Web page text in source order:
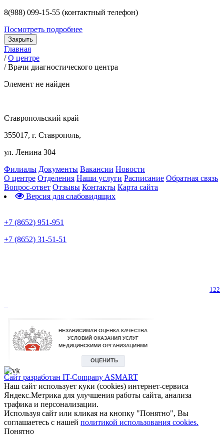
8(988) 099-15-55 (контактный телефон)
Посмотреть подробнее
Закрыть
Главная
/ О центре
/ Врачи диагностического центра
Элемент не найден
Ставропольский край
355017, г. Ставрополь,
ул. Ленина 304
Филиалы Документы Вакансии Новости
О центре Отделения Наши услуги Расписание Обратная связь
Вопрос-ответ Отзывы Контакты Карта сайта
Версия для слабовидящих
+7 (8652) 951-951
+7 (8652) 31-51-51
122
Сайт разработан IT-Company ASMART
Наш сайт использует куки (cookies) интернет-сервиса
Яндекс.Метрика для улучшения работы сайта, анализа
трафика и персонализации.
Используя сайт или кликая на кнопку "Понятно", Вы
соглашаетесь с нашей политикой использования cookies.
Понятно